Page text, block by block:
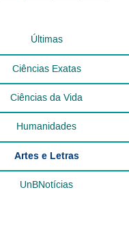
Últimas
Ciências Exatas
Ciências da Vida
Humanidades
Artes e Letras
UnBNotícias